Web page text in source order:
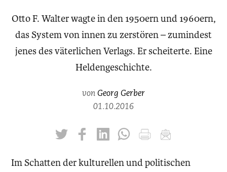
Otto F. Walter wagte in den 1950ern und 1960ern,
das System von innen zu zerstören – zumindest
jenes des väterlichen Verlags. Er scheiterte. Eine
Heldengeschichte.
von Georg Gerber
01.10.2016
twittern liken teilen teilen drucken
Im Schatten der kulturellen und politischen